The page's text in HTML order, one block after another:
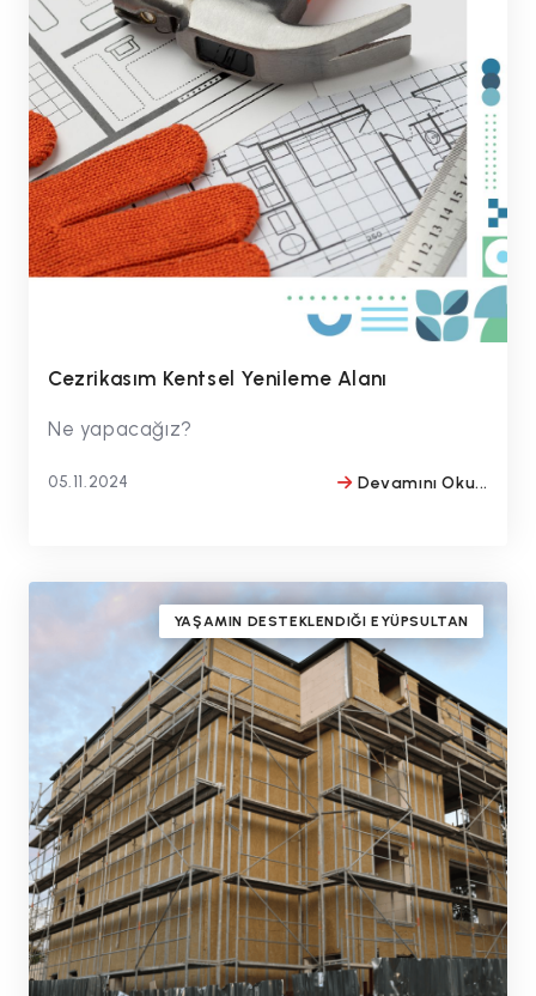
Cezrikasım Kentsel Yenileme Alanı
Ne yapacağız?
05.11.2024
Devamını Oku...
YAŞAMIN DESTEKLENDIĞI EYÜPSULTAN